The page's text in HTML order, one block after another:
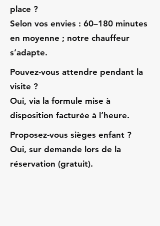
place ?
Selon vos envies : 60–180 minutes
en moyenne ; notre chauffeur
s’adapte.
Pouvez-vous attendre pendant la
visite ?
Oui, via la formule mise à
disposition facturée à l’heure.
Proposez-vous sièges enfant ?
Oui, sur demande lors de la
réservation (gratuit).